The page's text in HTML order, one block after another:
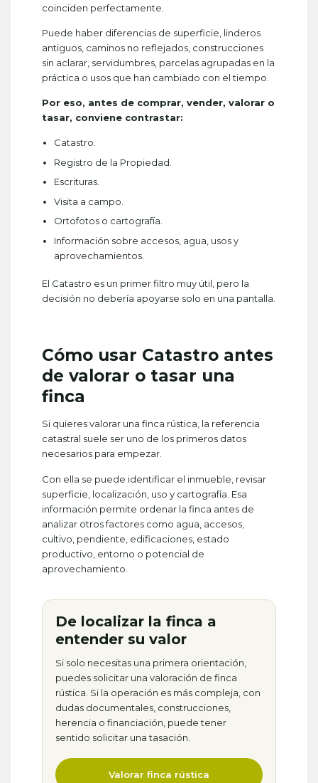
coinciden perfectamente.
Puede haber diferencias de superficie, linderos
antiguos, caminos no reflejados, construcciones
sin aclarar, servidumbres, parcelas agrupadas en la
práctica o usos que han cambiado con el tiempo.
Por eso, antes de comprar, vender, valorar o
tasar, conviene contrastar:
Catastro.
Registro de la Propiedad.
Escrituras.
Visita a campo.
Ortofotos o cartografía.
Información sobre accesos, agua, usos y
aprovechamientos.
El Catastro es un primer filtro muy útil, pero la
decisión no debería apoyarse solo en una pantalla.
Cómo usar Catastro antes
de valorar o tasar una
finca
Si quieres valorar una finca rústica, la referencia
catastral suele ser uno de los primeros datos
necesarios para empezar.
Con ella se puede identificar el inmueble, revisar
superficie, localización, uso y cartografía. Esa
información permite ordenar la finca antes de
analizar otros factores como agua, accesos,
cultivo, pendiente, edificaciones, estado
productivo, entorno o potencial de
aprovechamiento.
De localizar la finca a
entender su valor
Si solo necesitas una primera orientación,
puedes solicitar una valoración de finca
rústica. Si la operación es más compleja, con
dudas documentales, construcciones,
herencia o financiación, puede tener
sentido solicitar una tasación.
Valorar finca rústica